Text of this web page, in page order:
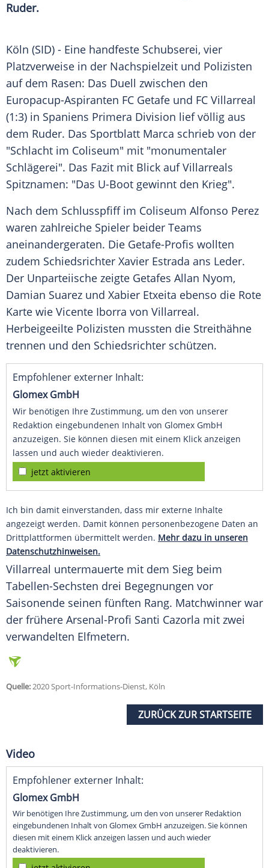
Ruder.
Köln (SID) - Eine handfeste Schubserei, vier
Platzverweise in der Nachspielzeit und Polizisten
auf dem Rasen: Das Duell zwischen den
Europacup-Aspiranten FC Getafe und FC Villarreal
(1:3) in Spaniens Primera Division lief völlig aus
dem Ruder. Das Sportblatt Marca schrieb von der
"Schlacht im Coliseum" mit "monumentaler
Schlägerei". Das Fazit mit Blick aufVillarreals
Spitznamen: "Das U-Boot gewinnt den Krieg".
Nach dem Schlusspfiff im Coliseum Alfonso Perez
waren zahlreiche Spieler beider Teams
aneinandergeraten. Die Getafe-Profis wollten
zudem Schiedsrichter Xavier Estrada ans Leder.
Der Unparteiische zeigte Getafes Allan Nyom,
Damian Suarez und Xabier Etxeita ebenso die Rote
Karte wie Vicente Iborra von Villarreal.
Herbeigeeilte Polizisten mussten die Streithähne
trennen und den Schiedsrichter schützen.
Empfohlener externer Inhalt:
Glomex GmbH
Wir benötigen Ihre Zustimmung, um den von unserer
Redaktion eingebundenen Inhalt von Glomex GmbH
anzuzeigen. Sie können diesen mit einem Klick anzeigen
lassen und auch wieder deaktivieren.
jetzt aktivieren
Ich bin damit einverstanden, dass mir externe Inhalte
angezeigt werden. Damit können personenbezogene Daten an
Drittplattformen übermittelt werden. Mehr dazu in unseren
Datenschutzhinweisen.
Villarreal untermauerte mit dem Sieg beim
Tabellen-Sechsten drei Begegnungen vor
Saisonende seinen fünften Rang. Matchwinner war
der frühere Arsenal-Profi Santi Cazorla mit zwei
verwandelten Elfmetern.
Quelle:2020 Sport-Informations-Dienst, Köln
ZURÜCK ZUR STARTSEITE
Video
Empfohlener externer Inhalt:
Glomex GmbH
Wir benötigen Ihre Zustimmung, um den von unserer Redaktion
eingebundenen Inhalt von Glomex GmbH anzuzeigen. Sie können
diesen mit einem Klick anzeigen lassen und auch wieder
deaktivieren.